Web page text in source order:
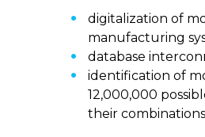
digitalization of
manufacturing
database
identification of
12,000,000
their